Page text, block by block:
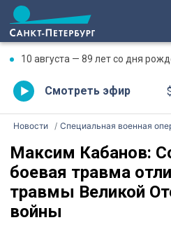
10 августа — 89 лет со дня рождения первого
Смотреть эфир
Новости Специальная военная
Максим Кабанов:
боевая травма
травмы Великой
войны